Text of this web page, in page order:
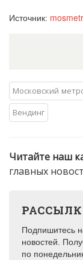
Источник:
Московский
Вендинг
Читайте наш
главных
Подпишитесь
новостей.
по